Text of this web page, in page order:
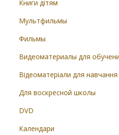
Книги дітям
Мультфильмы
Фильмы
Видеоматериалы для
Відеоматеріали для навчання
Для воскресной школы
DVD
Календари